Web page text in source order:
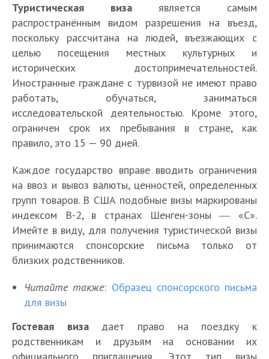
Туристическая виза является самым
распространённым видом разрешения на въезд,
поскольку рассчитана на людей, въезжающих с
целью посещения местных культурных и
исторических достопримечательностей.
Иностранные граждане с турвизой не имеют право
работать, обучаться, заниматься
исследовательской деятельностью. Кроме этого,
ограничен срок их пребывания в стране, как
правило, это 15 — 90 дней.
Каждое государство вправе вводить ограничения
на ввоз и вывоз валюты, ценностей, определенных
групп товаров. В США подобные визы маркированы
индексом B-2, в странах Шенген-зоны ― «C».
Имейте в виду, для получения туристической визы
принимаются спонсорские письма только от
близких родственников.
Читайте также: Образец спонсорского письма
для визы
Гостевая визадает право на поездку к
родственникам и друзьям на основании их